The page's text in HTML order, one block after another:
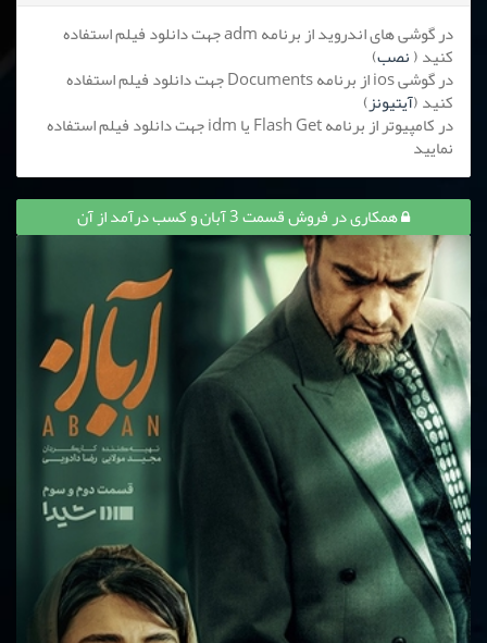
در گوشی های اندروید از برنامه adm جهت دانلود فیلم استفاده
کنید (نصب)
در گوشی ios از برنامه Documents جهت دانلود فیلم استفاده
کنید (آیتیونز)
در کامپیوتر از برنامه Flash Get یا idm جهت دانلود فیلم استفاده
نمایید
همکاری در فروش قسمت 3 آبان و کسب درآمد از آن